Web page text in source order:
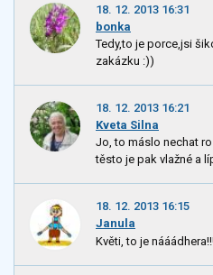
18. 12. 2013 16:31
bonka
Tedy,to je porce,jsi
zakázku :))
18. 12. 2013 16:21
Kveta Silna
Jo, to máslo nechat
těsto je pak vlažné a
18. 12. 2013 16:15
Janula
Květi, to je